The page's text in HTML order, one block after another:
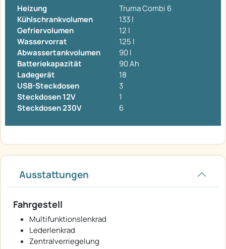
Heizung
Truma Combi 6
Kühlschrankvolumen
133 l
Gefriervolumen
12 l
Wasservorrat
125 l
Abwassertankvolumen
90 l
Batteriekapazität
90 Ah
Ladegerät
18
USB-Steckdosen
3
Steckdosen 12V
1
Steckdosen 230V
6
Ausstattungen
Fahrgestell
Multifunktionslenkrad
Lederlenkrad
Zentralverriegelung